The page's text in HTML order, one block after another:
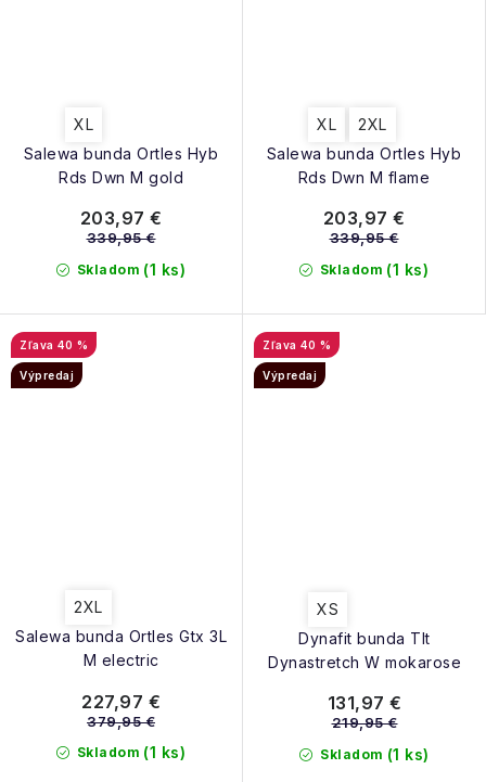
Salewa bunda Ortles Hyb
Rds Dwn M gold
XL
Skladom (1 ks)
203,97 €
339,95 €
Salewa bunda Ortles Hyb
Rds Dwn M flame
XL 2XL
Skladom (1 ks)
203,97 €
339,95 €
Salewa bunda Ortles Gtx 3L
M electric
40 %
Výpredaj
2XL
Skladom (1 ks)
227,97 €
379,95 €
Dynafit bunda Tlt
Dynastretch W mokarose
40 %
Výpredaj
XS
Skladom (1 ks)
131,97 €
219,95 €